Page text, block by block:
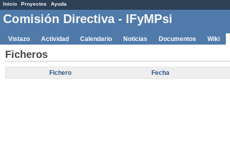
Inicio Proyectos Ayuda
Comisión Directiva - IFyMPsi
Vistazo Actividad Calendario Noticias Documentos Wiki
Ficheros
Fichero Fecha